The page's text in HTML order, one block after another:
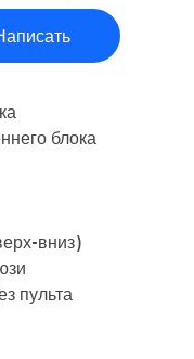
блока
вниз)
пульта